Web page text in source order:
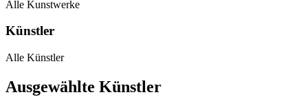
Alle Kunstwerke
Künstler
Alle Künstler
Ausgewählte Künstler